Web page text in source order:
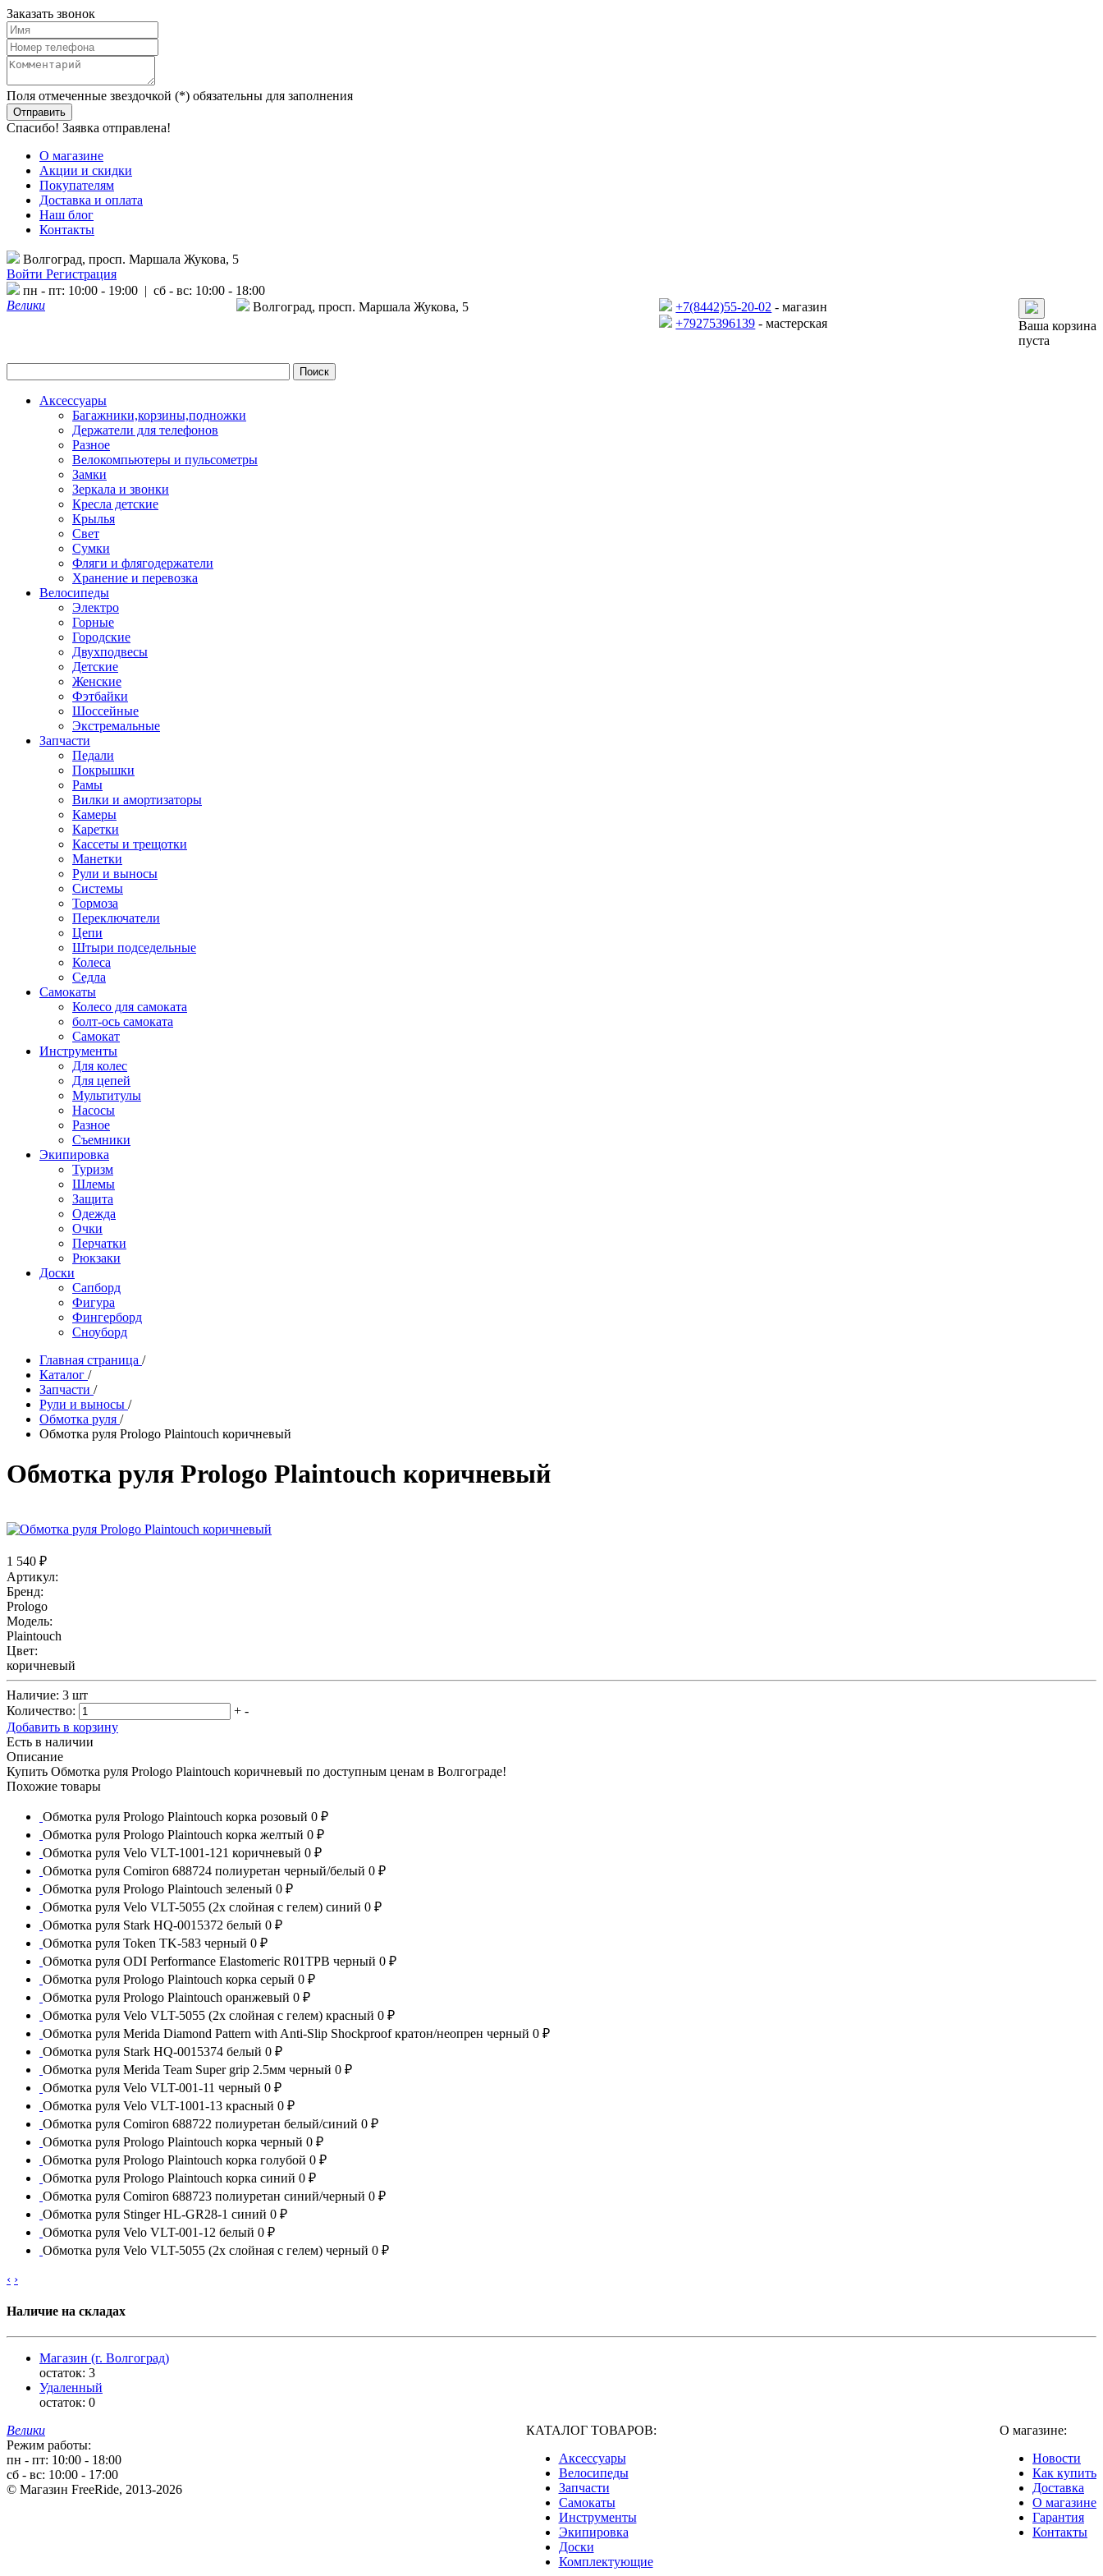
Заказать звонок
Поля отмеченные звездочкой (*) обязательны для заполнения
Спасибо! Заявка отправлена!
О магазине
Акции и скидки
Покупателям
Доставка и оплата
Наш блог
Контакты
Волгоград, просп. Маршала Жукова, 5
Войти Регистрация
пн - пт: 10:00 - 19:00 | сб - вс: 10:00 - 18:00
Велики
Волгоград, просп. Маршала Жукова, 5 +7(8442)55-20-02 - магазин
+79275396139 - мастерская
Ваша корзина
пуста
Аксессуары
Багажники,корзины,подножки
Держатели для телефонов
Разное
Велокомпьютеры и пульсометры
Замки
Зеркала и звонки
Кресла детские
Крылья
Свет
Сумки
Фляги и флягодержатели
Хранение и перевозка
Велосипеды
Электро
Горные
Городские
Двухподвесы
Детские
Женские
Фэтбайки
Шоссейные
Экстремальные
Запчасти
Педали
Покрышки
Рамы
Вилки и амортизаторы
Камеры
Каретки
Кассеты и трещотки
Манетки
Рули и выносы
Системы
Тормоза
Переключатели
Цепи
Штыри подседельные
Колеса
Седла
Самокаты
Колесо для самоката
болт-ось самоката
Самокат
Инструменты
Для колес
Для цепей
Мультитулы
Насосы
Разное
Съемники
Экипировка
Туризм
Шлемы
Защита
Одежда
Очки
Перчатки
Рюкзаки
Доски
Сапборд
Фигура
Фингерборд
Сноуборд
Главная страница /
Каталог /
Запчасти /
Рули и выносы /
Обмотка руля /
Обмотка руля Prologo Plaintouch коричневый
Обмотка руля Prologo Plaintouch коричневый
1 540 ₽
Артикул:
Бренд:
Prologo
Модель:
Plaintouch
Цвет:
коричневый
Наличие: 3 шт
Количество:
+ -
Добавить в корзину
Есть в наличии
Описание
Купить Обмотка руля Prologo Plaintouch коричневый по доступным ценам в Волгограде!
Похожие товары
Обмотка руля Prologo Plaintouch корка розовый 0 ₽
Обмотка руля Prologo Plaintouch корка желтый 0 ₽
Обмотка руля Velo VLT-1001-121 коричневый 0 ₽
Обмотка руля Comiron 688724 полиуретан черный/белый 0 ₽
Обмотка руля Prologo Plaintouch зеленый 0 ₽
Обмотка руля Velo VLT-5055 (2х слойная с гелем) синий 0 ₽
Обмотка руля Stark HQ-0015372 белый 0 ₽
Обмотка руля Token TK-583 черный 0 ₽
Обмотка руля ODI Performance Elastomeric R01TPB черный 0 ₽
Обмотка руля Prologo Plaintouch корка серый 0 ₽
Обмотка руля Prologo Plaintouch оранжевый 0 ₽
Обмотка руля Velo VLT-5055 (2х слойная с гелем) красный 0 ₽
Обмотка руля Merida Diamond Pattern with Anti-Slip Shockproof кратон/неопрен черный 0 ₽
Обмотка руля Stark HQ-0015374 белый 0 ₽
Обмотка руля Merida Team Super grip 2.5мм черный 0 ₽
Обмотка руля Velo VLT-001-11 черный 0 ₽
Обмотка руля Velo VLT-1001-13 красный 0 ₽
Обмотка руля Comiron 688722 полиуретан белый/синий 0 ₽
Обмотка руля Prologo Plaintouch корка черный 0 ₽
Обмотка руля Prologo Plaintouch корка голубой 0 ₽
Обмотка руля Prologo Plaintouch корка синий 0 ₽
Обмотка руля Comiron 688723 полиуретан синий/черный 0 ₽
Обмотка руля Stinger HL-GR28-1 синий 0 ₽
Обмотка руля Velo VLT-001-12 белый 0 ₽
Обмотка руля Velo VLT-5055 (2х слойная с гелем) черный 0 ₽
‹ ›
Наличие на складах
Магазин (г. Волгоград)
остаток: 3
Удаленный
остаток: 0
Велики
Режим работы:
пн - пт: 10:00 - 18:00
сб - вс: 10:00 - 17:00
© Магазин FreeRide, 2013-2026
КАТАЛОГ ТОВАРОВ:
Аксессуары
Велосипеды
Запчасти
Самокаты
Инструменты
Экипировка
Доски
Комплектующие
О магазине:
Новости
Как купить
Доставка
О магазине
Гарантия
Контакты